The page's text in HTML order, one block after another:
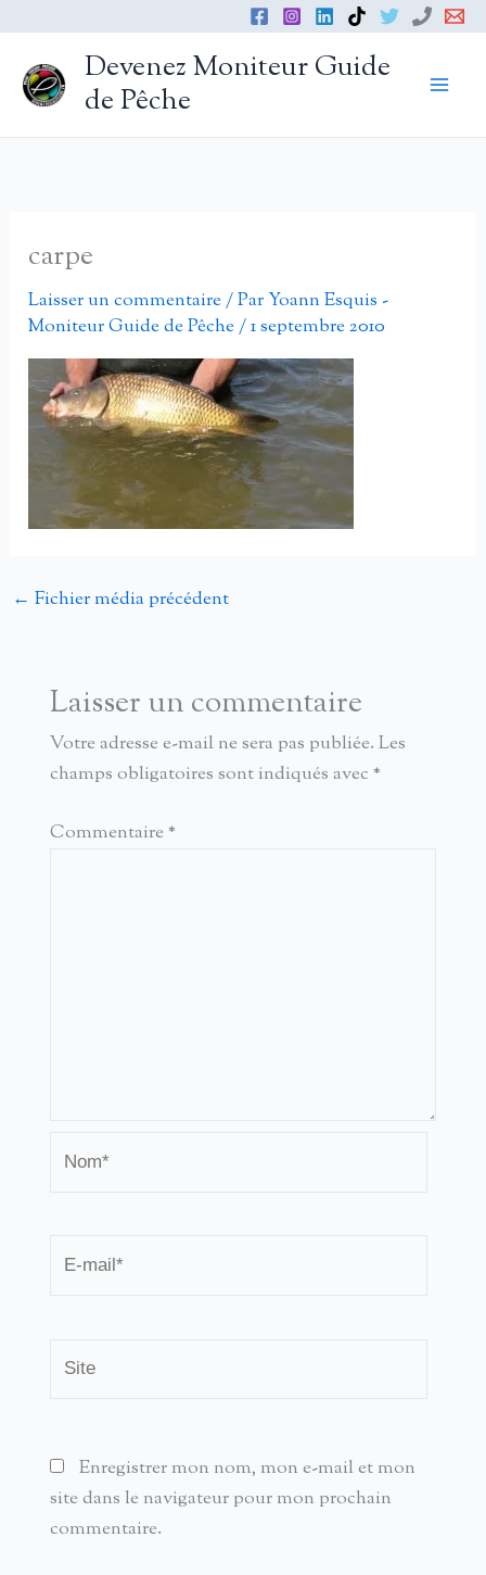
contenu
Devenez Moniteur Guide
de Pêche
carpe
Laisser un commentaire/ ParYoann Esquis -
Moniteur Guide de Pêche/1 septembre 2010
← Fichier média précédent
Laisser un commentaire
Votre adresse e-mail ne sera pas publiée. Les
champs obligatoires sont indiqués avec *
Commentaire *
mail*
Enregistrer mon nom, mon e-mail et mon
site dans le navigateur pour mon prochain
commentaire.